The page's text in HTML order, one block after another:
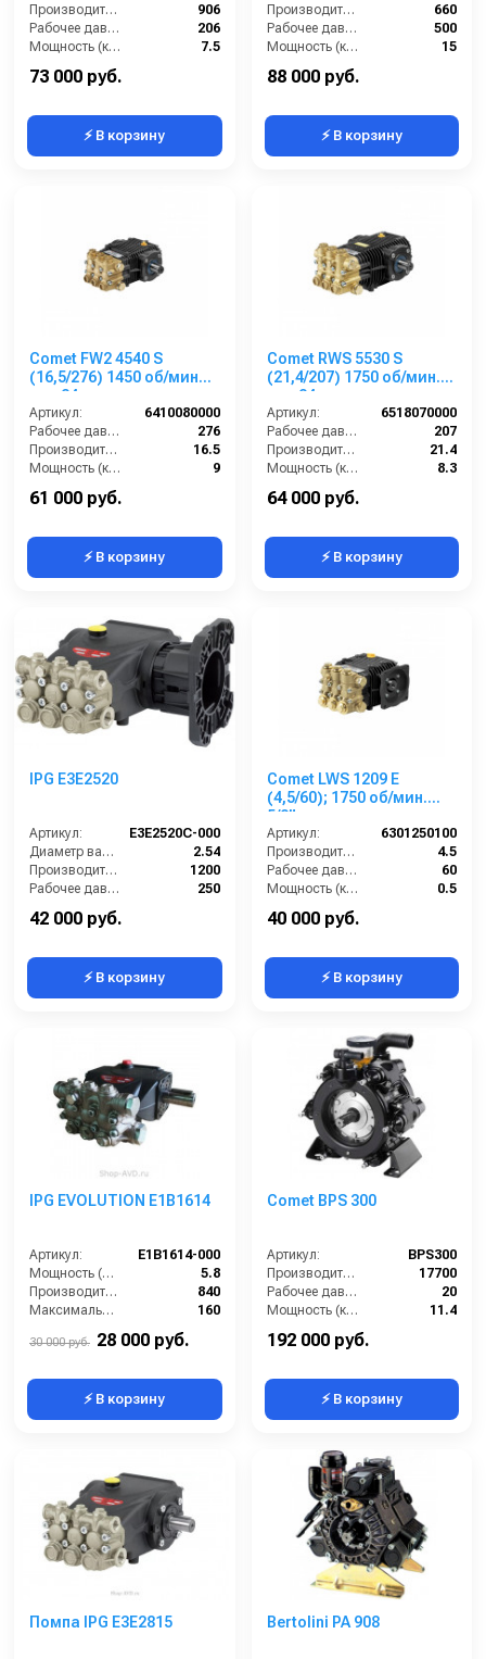
Производительность (л/ч):
906
Рабочее давление (бар):
206
Мощность (кВт):
7.5
73 000 руб.
⚡ В корзину
Производительность (л/ч):
660
Рабочее давление (бар):
500
Мощность (кВт):
15
88 000 руб.
⚡ В корзину
Comet FW2 4540 S
(16,5/276) 1450 об/мин
вал 24мм
Артикул:
6410080000
Рабочее давление (бар):
276
Производительность (л/мин):
16.5
Мощность (кВт):
9
61 000 руб.
⚡ В корзину
Comet RWS 5530 S
(21,4/207) 1750 об/мин.
вал 24мм
Артикул:
6518070000
Рабочее давление (бар):
207
Производительность (л/мин):
21.4
Мощность (кВт):
8.3
64 000 руб.
⚡ В корзину
IPG E3E2520
Артикул:
E3E2520C-000
Диаметр вала (см):
2.54
Производительность (л/ч):
1200
Рабочее давление (бар):
250
Мощность (кВт):
42 000 руб.
⚡ В корзину
Comet LWS 1209 E
(4,5/60); 1750 об/мин.
5/8” п.в.
Артикул:
6301250100
Производительность (л/мин):
4.5
Рабочее давление (бар):
60
Мощность (кВт):
0.5
Обороты двигателя (об/мин):
40 000 руб.
⚡ В корзину
IPG EVOLUTION E1B1614
Артикул:
E1B1614-000
Мощность (л/с):
5.8
Производительность (л/ч):
840
Максимальное давление воды (бар):
160
30 000 руб. 28 000 руб.
⚡ В корзину
Comet BPS 300
Артикул:
BPS300
Производительность (л/ч):
17700
Рабочее давление (бар):
20
Мощность (кВт):
11.4
192 000 руб.
⚡ В корзину
Помпа IPG E3E2815 Bertolini PA 908